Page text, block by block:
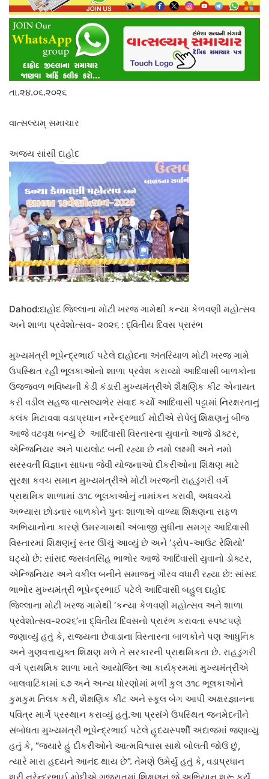
તા.૨૪.૦૬.૨૦૨૬
વાત્સલ્યમ્ સમાચાર
અજય સાંસી દાહોદ
Dahod:દાહોદ જિલ્લાના મોટી ખરજ ગામેથી કન્યા કેળવણી મહોત્સવ
અને શાળા પ્રવેશોત્સવ- ૨૦૨૬ : દ્વિતીય દિવસ પ્રારંભ
મુખ્યમંત્રી ભૂપેન્દ્રભાઈ પટેલે દાહોદના અંતરિયાળ મોટી ખરજ ગામે
ઉપસ્થિત રહી ભૂલકાઓનો શાળા પ્રવેશ કરાવ્યો આદિવાસી બાળકોના
ઉજ્જવળ ભવિષ્યની કેડી કંડારી મુખ્યમંત્રીએ શૈક્ષણિક કીટ એનાયત
કરી વડીલ સહજ વાત્સલ્યભેર સંવાદ કર્યો આદિવાસી પટ્ટામાં નિરક્ષરતાનું
કલંક મિટાવવા વડાપ્રધાન નરેન્દ્રભાઈ મોદીએ રોપેલું શિક્ષણનું બીજ
આજે વટવૃક્ષ બન્યું છે આદિવાસી વિસ્તારના યુવાનો આજે ડૉક્ટર,
એન્જિનિયર અને પાયલોટ બની રહ્યા છે નમો લક્ષ્મી અને નમો
સરસ્વતી વિજ્ઞાન સાધના જેવી યોજનાઓ દીકરીઓના શિક્ષણ માટે
સુરક્ષા કવચ સમાન મુખ્યમંત્રીએ મોટી ખરજની રાહડુંગરી વર્ગ
પ્રાથમિક શાળામાં ૩૧૮ ભૂલકાઓનું નામાંકન કરાવી, અધવચ્ચે
અભ્યાસ છોડનાર બાળકોને પુનઃ શાળાએ વાળ્યા શિક્ષણના સફળ
અભિયાનોના કારણે ઉમરગામથી અંબાજી સુધીના સમગ્ર આદિવાસી
વિસ્તારમાં શિક્ષણનું સ્તર ઊંચું આવ્યું છે અને ‘ડ્રોપ-આઉટ રેશિયો’
ઘટ્યો છે: સાંસદ જસવંતસિંહ ભાભોર આજે આદિવાસી યુવાનો ડોક્ટર,
એન્જિનિયર અને વકીલ બનીને સમાજનું ગૌરવ વધારી રહ્યા છે: સાંસદ
ભાભોર મુખ્યમંત્રી ભૂપેન્દ્રભાઈ પટેલે આદિવાસી બહુલ દાહોદ
જિલ્લાના મોટી ખરજ ગામેથી ‘કન્યા કેળવણી મહોત્સવ અને શાળા
પ્રવેશોત્સવ-૨૦૨૬’ના દ્વિતીય દિવસનો પ્રારંભ કરાવતા સ્પષ્ટપણે
જણાવ્યું હતું કે, રાજ્યના છેવાડાના વિસ્તારના બાળકોને પણ આધુનિક
અને ગુણવત્તાયુક્ત શિક્ષણ મળે તે સરકારની પ્રાથમિકતા છે. રાહડુંગરી
વર્ગ પ્રાથમિક શાળા ખાતે આયોજિત આ કાર્યક્રમમાં મુખ્યમંત્રીએ
બાલવાટિકામાં ૬૭ અને અન્ય ધોરણોમાં મળી કુલ ૩૧૮ ભૂલકાઓને
કુમકુમ તિલક કરી, શૈક્ષણિક કીટ અને સ્કૂલ બેગ આપી અક્ષરજ્ઞાનના
પવિત્ર માર્ગે પ્રસ્થાન કરાવ્યું હતું.આ પ્રસંગે ઉપસ્થિત જનમેદનીને
સંબોધતા મુખ્યમંત્રી ભૂપેન્દ્રભાઈ પટેલે હૃદયસ્પર્શી અંદાજમાં જણાવ્યું
હતું કે, “જ્યારે હું દીકરીઓને આત્મવિશ્વાસ સાથે બોલતી જોઉં છું,
ત્યારે મારા હદયને આનંદ થાય છે”. તેમણે ઉમેર્યું હતું કે, વડાપ્રધાન